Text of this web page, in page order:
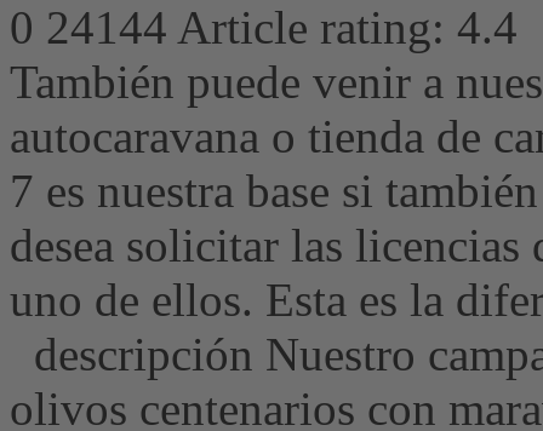
0 24144 Article rating: 4.4
También puede venir a
autocaravana o tienda de
7 es nuestra base si
desea solicitar las licencias
uno de ellos. Esta es la
descripción Nuestro
olivos centenarios con